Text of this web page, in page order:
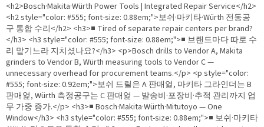
<h2>Bosch·Makita·Würth Power Tools | Integrated Repair Service</h2>
<h2 style="color: #555; font-size: 0.88em;">보쉬·마키타·Würth 전동공
구 통합 수리</h2> <h3>■ Tired of separate repair centers per brand?
</h3> <h3 style="color: #555; font-size: 0.88em;">■ 브랜드마다 따로 수
리 맡기느라 지치셨나요?</h3> <p>Bosch drills to Vendor A, Makita
grinders to Vendor B, Würth measuring tools to Vendor C —
unnecessary overhead for procurement teams.</p> <p style="color:
#555; font-size: 0.92em;">보쉬 드릴은 A 판매엁, 마키타 그라인더는 B
판매엁, Würth 측정공구는 C 판매엁 — 발송비·포장비·추적 관리까지 업
무 가중 증가.</p> <h3>■ Bosch·Makita·Würth·Mitutoyo — One
Window</h3> <h3 style="color: #555; font-size: 0.88em;">■ 보쉬·마키타